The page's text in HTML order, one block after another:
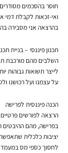
חוסר בהסכמים
ואי-זכאות לקבלת
בהרצאה אני מסבירה
תכנון פיננסי – בניית
השלבים מהם מורכבת
לייצר תשואות גבוהות
על עצמנו ועל רכושנו
הכנה פיננסית לפרישה
הרצאה לפורשים
בפרישה, מהם ההיבטים
יציבות כלכלית שתאפשר
לחסוך כספי מס במעמד